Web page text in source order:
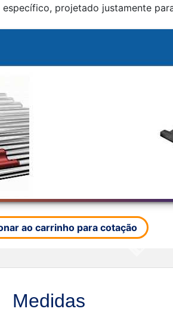
projetado justamente
ao carrinho para cotação
Medidas